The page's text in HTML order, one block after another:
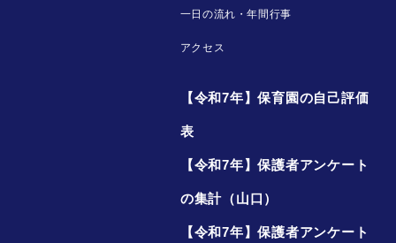
一日の流れ・年間行事
アクセス
【令和7年】保育園の自己評価
表
【令和7年】保護者アンケート
の集計（山口）
【令和7年】保護者アンケート